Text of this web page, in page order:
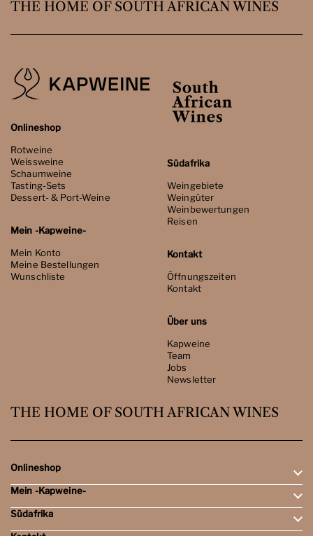
THE HOME OF SOUTH AFRICAN WINES
Onlineshop
Rotweine
Weissweine
Schaumweine
Tasting-Sets
Dessert- & Port-Weine
Mein -Kapweine-
Mein Konto
Meine Bestellungen
Wunschliste
Südafrika
Weingebiete
Weingüter
Weinbewertungen
Reisen
Kontakt
Öffnungszeiten
Kontakt
Über uns
Kapweine
Team
Jobs
Newsletter
THE HOME OF SOUTH AFRICAN WINES
Onlineshop
Rotweine
Weissweine
Schaumweine
Tasting-Sets
Mein -Kapweine-
Mein Konto
Meine Bestellungen
Südafrika